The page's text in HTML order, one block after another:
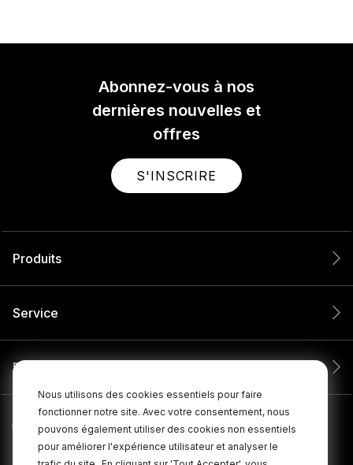
Nous utilisons des cookies essentiels pour faire
fonctionner notre site. Avec votre consentement, nous
pouvons également utiliser des cookies non essentiels
pour améliorer l'expérience utilisateur et analyser le
Abonnez-vous à nos
dernières nouvelles et
offres
S'INSCRIRE
Produits
Service
Entreprise